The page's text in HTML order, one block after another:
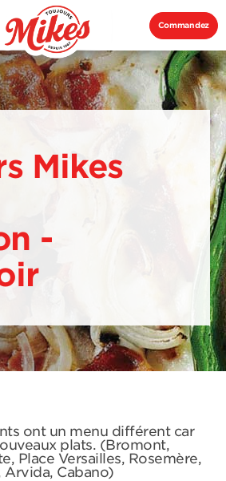
Commandez
Mikes
-
ont un menu différent car
plats. (Bromont,
Place Versailles, Rosemère,
Cabano)